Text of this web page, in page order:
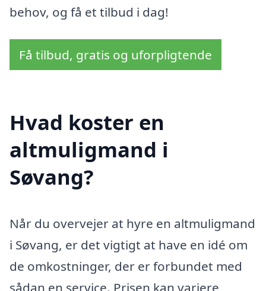
behov, og få et tilbud i dag!
Få tilbud, gratis og uforpligtende
Hvad koster en
altmuligmand i
Søvang?
Når du overvejer at hyre en altmuligmand
i Søvang, er det vigtigt at have en idé om
de omkostninger, der er forbundet med
sådan en service. Prisen kan variere